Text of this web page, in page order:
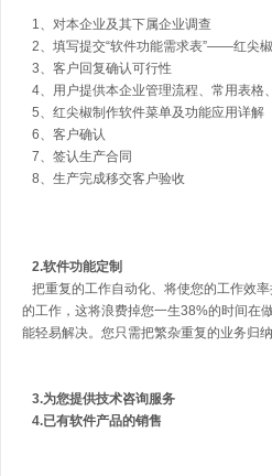
1、对本企业及其下属企业调查
2、填写提交“软件功能需求表”——红尖
3、客户回复确认可行性
4、用户提供本企业管理流程、常用表格
5、红尖椒制作软件菜单及功能应用详解
6、客户确认
7、签认生产合同
8、生产完成移交客户验收
2.软件功能定制
把重复的工作自动化、将使您的工作效
的工作，这将浪费掉您一生38%的时间在
能轻易解决。您只需把繁杂重复的业务归
3.为您提供技术咨询服务
4.已有软件产品的销售